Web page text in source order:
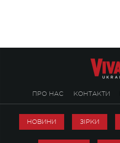
ПРО НАС КОНТАКТИ
НОВИНИ ЗІРКИ